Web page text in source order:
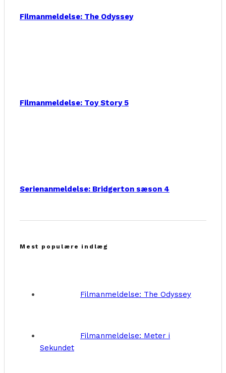
Filmanmeldelse: The Odyssey
Filmanmeldelse: Toy Story 5
Serienanmeldelse: Bridgerton sæson 4
Mest populære indlæg
Filmanmeldelse: The Odyssey
Filmanmeldelse: Meter i
Sekundet